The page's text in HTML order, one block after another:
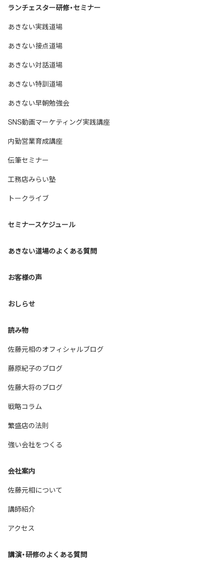
ランチェスター研修・セミナー
あきない実践道場
あきない接点道場
あきない対話道場
あきない特訓道場
あきない早朝勉強会
SNS動画マーケティング実践講座
内勤営業育成講座
伝筆セミナー
工務店みらい塾
トークライブ
セミナースケジュール
あきない道場のよくある質問
お客様の声
おしらせ
読み物
佐藤元相のオフィシャルブログ
藤原紀子のブログ
佐藤大将のブログ
戦略コラム
繁盛店の法則
強い会社をつくる
会社案内
佐藤元相について
講師紹介
アクセス
講演・研修のよくある質問